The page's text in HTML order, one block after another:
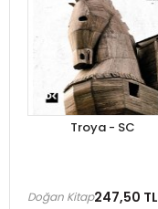
Troya - SC
247,50 TL
Doğan Kitap